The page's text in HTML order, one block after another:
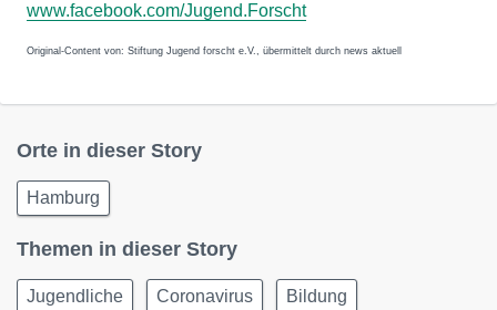
www.facebook.com/Jugend.Forscht
Original-Content von: Stiftung Jugend forscht e.V., übermittelt durch news aktuell
Orte in dieser Story
Hamburg
Themen in dieser Story
Jugendliche Coronavirus Bildung